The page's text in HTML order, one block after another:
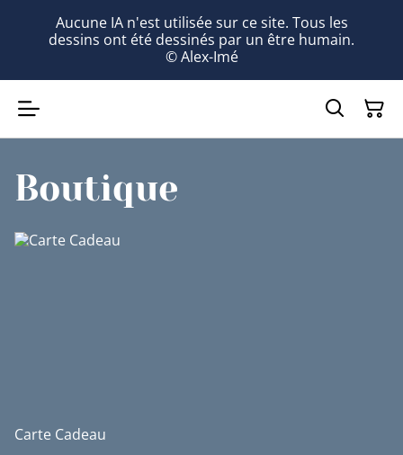
Aucune IA n'est utilisée sur ce site. Tous les
dessins ont été dessinés par un être humain.
© Alex-Imé
Boutique
Carte Cadeau